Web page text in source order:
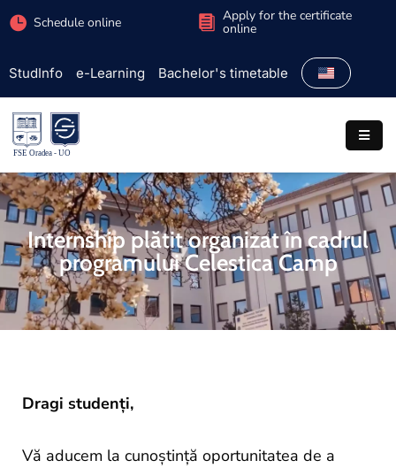
Schedule online Apply for the certificate
online
StudInfo e-Learning Bachelor's timetable
Faculty
Admission
Study
programs
Students
Research
International
and
Internship plătit organizat în cadrul
programului Celestica Camp
Dragi studenți,
Vă aducem la cunoștință oportunitatea de a